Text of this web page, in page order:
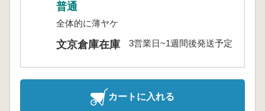
普通
全体的に薄ヤケ
文京倉庫在庫 3営業日~1週間後発送予定
カートに入れる